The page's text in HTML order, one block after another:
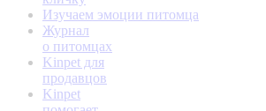
Изучаем эмоции питомца
Журнал
о питомцах
Kinpet для
продавцов
Kinpet